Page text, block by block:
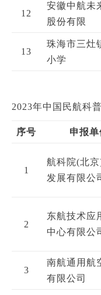
12
安徽中航未
股份有限
13
珠海市三灶
小学
2023年中国民航科
序号 申报单
1
航科院(北
发展有限公
2
东航技术应
中心有限公
3
南航通用航
有限公司